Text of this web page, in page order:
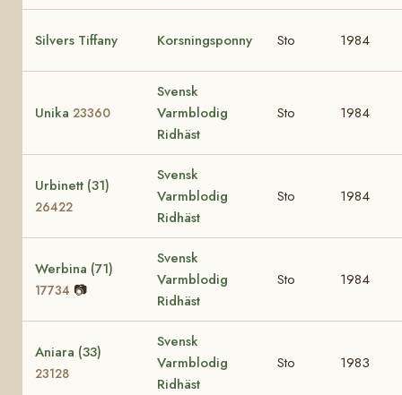
Silvers Tiffany Korsningsponny Sto 1984
Unika 23360
Svensk
Varmblodig
Ridhäst
Sto 1984
Urbinett (31)
26422
Svensk
Varmblodig
Ridhäst
Sto 1984
Werbina (71)
17734 📷
Svensk
Varmblodig
Ridhäst
Sto 1984
Aniara (33)
23128
Svensk
Varmblodig
Ridhäst
Sto 1983